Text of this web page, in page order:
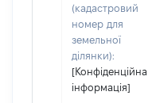
(кадастровий
номер для
земельної
ділянки):
[Конфіденційна
інформація]